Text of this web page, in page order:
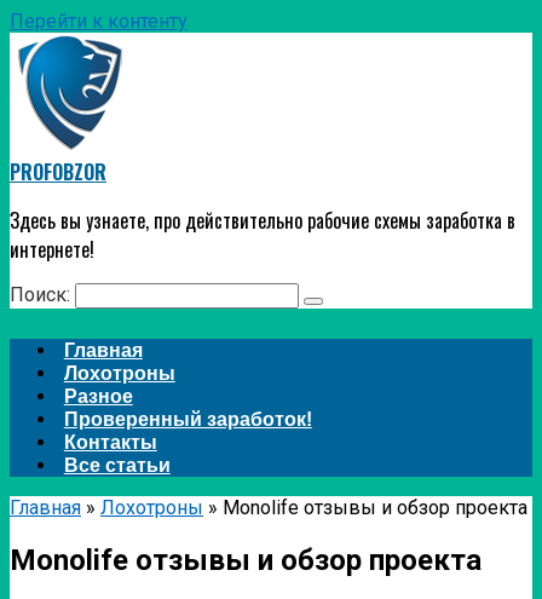
Перейти к контенту
PROFOBZOR
Здесь вы узнаете, про действительно рабочие схемы заработка в
интернете!
Поиск:
Главная
Лохотроны
Разное
Проверенный заработок!
Контакты
Все статьи
Главная » Лохотроны » Monolife отзывы и обзор проекта
Monolife отзывы и обзор проекта